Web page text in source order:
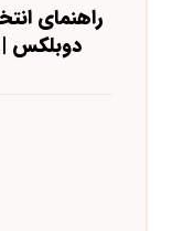
راهنمای
دوبلکس |